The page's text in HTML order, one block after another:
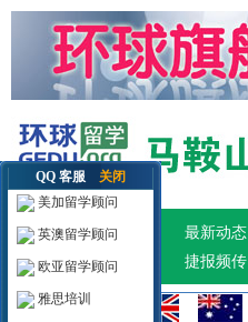
招生计划
最新动态
热点推荐
捷报频传
QQ 客服
关闭
美加留学顾问
英澳留学顾问
欧亚留学顾问
雅思培训